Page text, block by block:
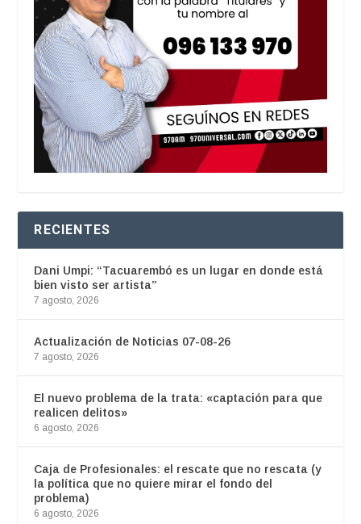
RECIENTES
Dani Umpi: “Tacuarembó es un lugar en donde está
bien visto ser artista”
7 agosto, 2026
Actualización de Noticias 07-08-26
7 agosto, 2026
El nuevo problema de la trata: «captación para que
realicen delitos»
6 agosto, 2026
Caja de Profesionales: el rescate que no rescata (y
la política que no quiere mirar el fondo del
problema)
6 agosto, 2026